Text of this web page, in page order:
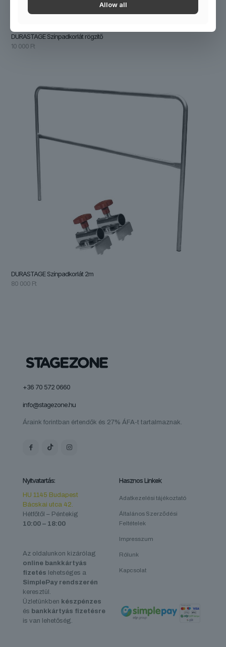
DURASTAGE Színpadkorlát rögzítő
10 000 Ft
DURASTAGE Színpadkorlát 2m
80 000 Ft
+36 70 572 0660
info@stagezone.hu
Áraink forintban értendők és 27% ÁFA-t tartalmaznak.
Nyitvatartás:
HU 1145 Budapest
Bácskai utca 42.
Hétfőtől – Péntekig
10:00 – 18:00
Az oldalunkon kizárólag
online bankkártyás
fizetés lehetséges a
SimplePay rendszerén
keresztül.
Üzletünkben készpénzes
és bankkártyás fizetésre
is van lehetőség.
Hasznos Linkek
Adatkezelési tájékoztató
Általános Szerződési
Feltételek
Impresszum
Rólunk
Kapcsolat
Allow all